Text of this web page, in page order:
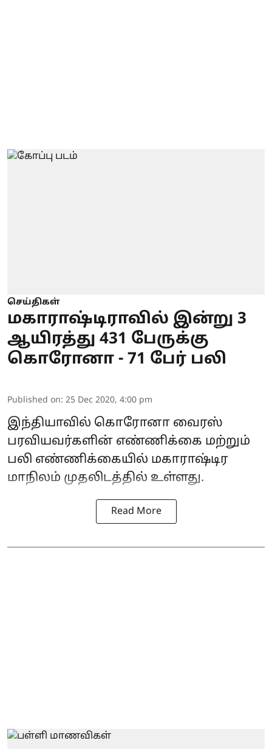
செய்திகள்
மகாராஷ்டிராவில் இன்று 3
ஆயிரத்து 431 பேருக்கு
கொரோனா - 71 பேர் பலி
Published on: 25 Dec 2020, 4:00 pm
இந்தியாவில் கொரோனா வைரஸ்
பரவியவர்களின் எண்ணிக்கை மற்றும்
பலி எண்ணிக்கையில் மகாராஷ்டிர
மாநிலம் முதலிடத்தில் உள்ளது.
Read More